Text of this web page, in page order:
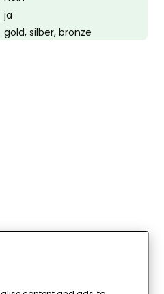
ja
gold, silber, bronze
geladen …